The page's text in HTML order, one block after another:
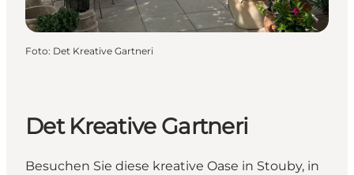
Foto: Det Kreative Gartneri
Det Kreative Gartneri
Besuchen Sie diese kreative Oase in Stouby, in